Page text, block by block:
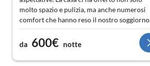
molto spazio e pulizia, ma anche numerosi
comfort che hanno reso il nostro soggiorno
particolarmente piacevole.
La Casa Ansietta era molto pulita e perfetta
da 600€ notte